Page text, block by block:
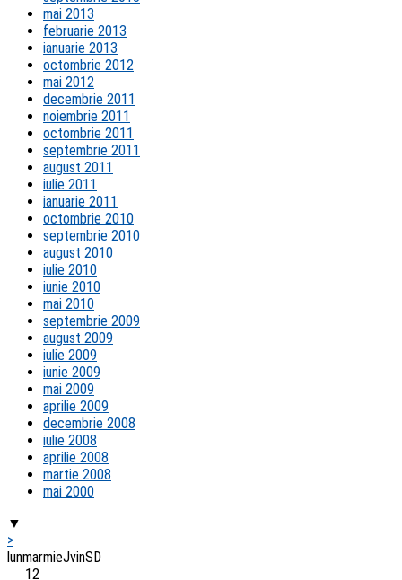
mai 2013
februarie 2013
ianuarie 2013
octombrie 2012
mai 2012
decembrie 2011
noiembrie 2011
octombrie 2011
septembrie 2011
august 2011
iulie 2011
ianuarie 2011
octombrie 2010
septembrie 2010
august 2010
iulie 2010
iunie 2010
mai 2010
septembrie 2009
august 2009
iulie 2009
iunie 2009
mai 2009
aprilie 2009
decembrie 2008
iulie 2008
aprilie 2008
martie 2008
mai 2000
▼
>
lunmarmieJvinSD
12